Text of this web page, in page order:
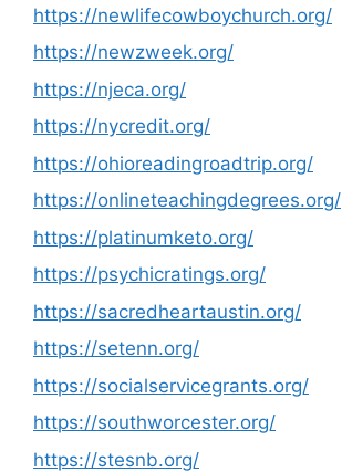
https://newlifecowboychurch.org/
https://newzweek.org/
https://njeca.org/
https://nycredit.org/
https://ohioreadingroadtrip.org/
https://onlineteachingdegrees.org/
https://platinumketo.org/
https://psychicratings.org/
https://sacredheartaustin.org/
https://setenn.org/
https://socialservicegrants.org/
https://southworcester.org/
https://stesnb.org/